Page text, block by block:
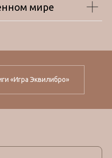
мире
«Игра Эквилибро»